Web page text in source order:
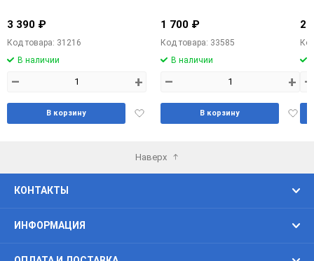
3 390 ₽
Код товара: 31216
В наличии
– +
Добавить
В корзину
1 700 ₽
Код товара: 33585
В наличии
– +
В корзину
2
–
Наверх
КОНТАКТЫ
ИНФОРМАЦИЯ